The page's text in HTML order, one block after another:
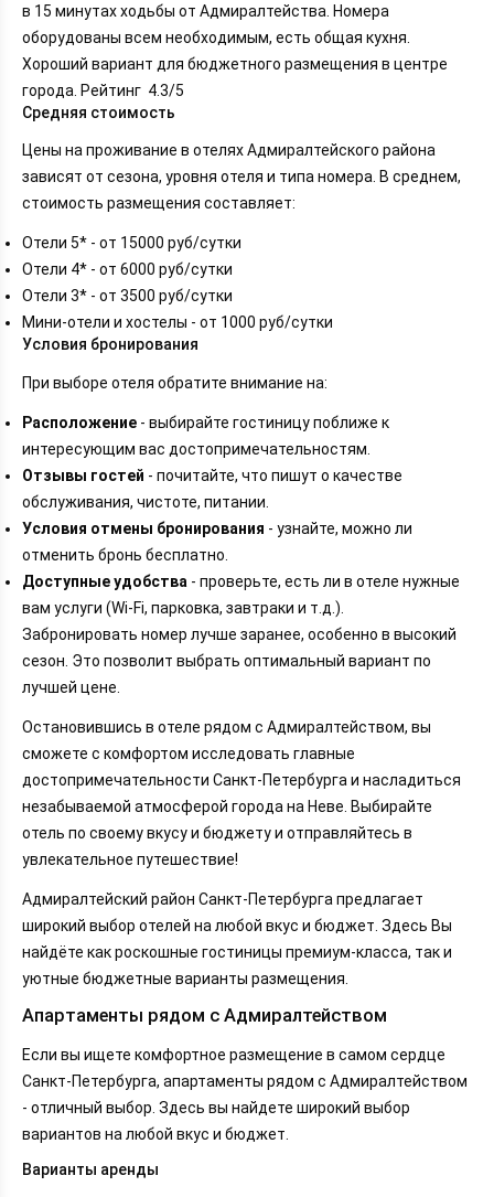
в 15 минутах ходьбы от Адмиралтейства. Номера
оборудованы всем необходимым, есть общая кухня.
Хороший вариант для бюджетного размещения в центре
города. Рейтинг 4.3/5
Средняя стоимость
Цены на проживание в отелях Адмиралтейского района
зависят от сезона, уровня отеля и типа номера. В среднем,
стоимость размещения составляет:
Отели 5* - от 15000 руб/сутки
Отели 4* - от 6000 руб/сутки
Отели 3* - от 3500 руб/сутки
Мини-отели и хостелы - от 1000 руб/сутки
Условия бронирования
При выборе отеля обратите внимание на:
Расположение - выбирайте гостиницу поближе к
интересующим вас достопримечательностям.
Отзывы гостей - почитайте, что пишут о качестве
обслуживания, чистоте, питании.
Условия отмены бронирования - узнайте, можно ли
отменить бронь бесплатно.
Доступные удобства - проверьте, есть ли в отеле нужные
вам услуги (Wi-Fi, парковка, завтраки и т.д.).
Забронировать номер лучше заранее, особенно в высокий
сезон. Это позволит выбрать оптимальный вариант по
лучшей цене.
Остановившись в отеле рядом с Адмиралтейством, вы
сможете с комфортом исследовать главные
достопримечательности Санкт-Петербурга и насладиться
незабываемой атмосферой города на Неве. Выбирайте
отель по своему вкусу и бюджету и отправляйтесь в
увлекательное путешествие!
Адмиралтейский район Санкт-Петербурга предлагает
широкий выбор отелей на любой вкус и бюджет. Здесь Вы
найдёте как роскошные гостиницы премиум-класса, так и
уютные бюджетные варианты размещения.
Апартаменты рядом с Адмиралтейством
Если вы ищете комфортное размещение в самом сердце
Санкт-Петербурга, апартаменты рядом с Адмиралтейством
- отличный выбор. Здесь вы найдете широкий выбор
вариантов на любой вкус и бюджет.
Варианты аренды